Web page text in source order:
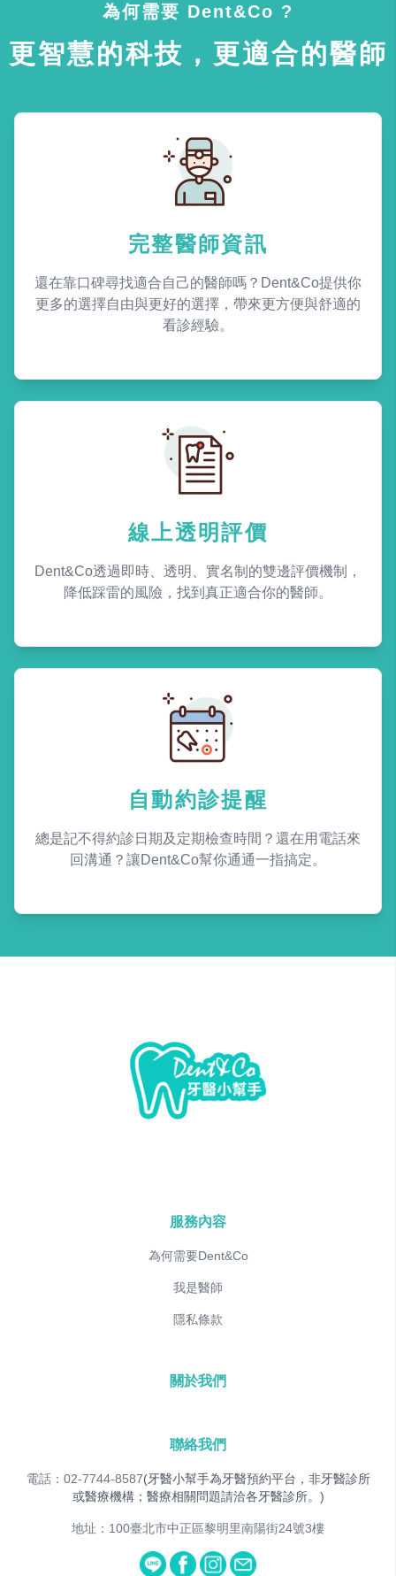
為何需要 Dent&Co ?
更智慧的科技，更適合的醫師
完整醫師資訊
還在靠口碑尋找適合自己的醫師嗎？Dent&Co提供你
更多的選擇自由與更好的選擇，帶來更方便與舒適的
看診經驗。
線上透明評價
Dent&Co透過即時、透明、實名制的雙邊評價機制，
降低踩雷的風險，找到真正適合你的醫師。
自動約診提醒
總是記不得約診日期及定期檢查時間？還在用電話來
回溝通？讓Dent&Co幫你通通一指搞定。
服務內容
為何需要Dent&Co
我是醫師
隱私條款
關於我們
聯絡我們
電話：02-7744-8587(牙醫小幫手為牙醫預約平台，非牙醫診所
或醫療機構；醫療相關問題請洽各牙醫診所。)
地址：100臺北市中正區黎明里南陽街24號3樓